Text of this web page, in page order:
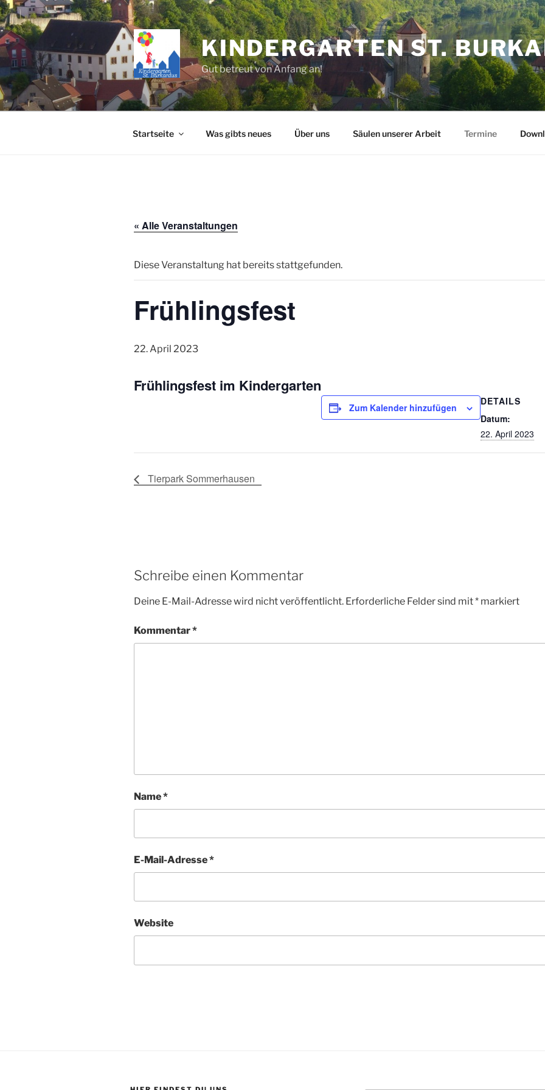
Zum
Inhalt
springen
KINDERGARTEN ST.
Gut betreut von Anfang an!
Startseite Was gibts neues Über uns Säulen unserer Arbeit Termine
« Alle Veranstaltungen
Diese Veranstaltung hat bereits stattgefunden.
Frühlingsfest
22. April 2023
Frühlingsfest im Kindergarten
Zum Kalender hinzufügen
DETAILS
Datum:
22. April 2023
Tierpark Sommerhausen
Schreibe einen Kommentar
Deine E-Mail-Adresse wird nicht veröffentlicht. Erforderliche Felder sind mit* markiert
Kommentar*
Name*
E-Mail-Adresse*
Website